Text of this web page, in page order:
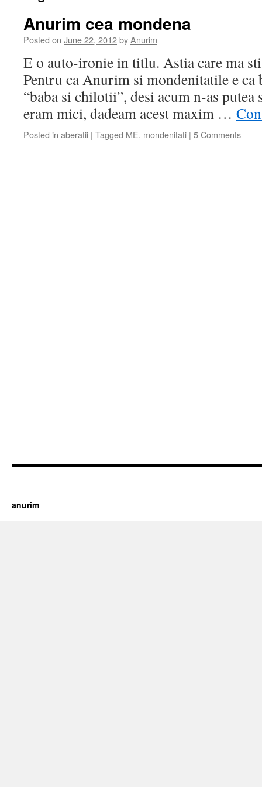
Anurim cea mondena
Posted on June 22, 2012byAnurim
E o auto-ironie in titlu. Astia care ma
Pentru ca Anurim si mondenitatile e ca
“baba si chilotii”, desi acum n-as putea
eram mici, dadeam acest maxim …
Posted in aberatii | Tagged ME, mondenitati | 5 Comments
anurim